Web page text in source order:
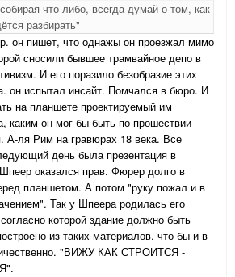
что-либо, всегда думай о том, как
разбирать"
он пишет, что однажы он проезжал мимо
сносили бывшее трамвайное депо в
И его поразило безобразие этих
он испытал инсайт. Помчался в бюро. И
на планшете проектируемый им
каким он мог бы быть по прошествии
А-ля Рим на гравюрах 18 века. Все
день была презентация в
оказался прав. Фюрер долго в
планшетом. А потом "руку пожал и в
Так у Шпеера родилась его
которой здание должно быть
из таких материалов. что бы и в
"ВИЖУ КАК СТРОИТСЯ -